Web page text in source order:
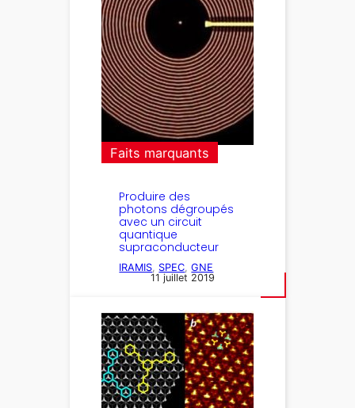
Faits marquants
Produire des
photons dégroupés
avec un circuit
quantique
supraconducteur
IRAMIS SPEC , GNE
11 juillet 2019